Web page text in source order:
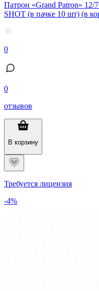
Патрон «Grand Patron» 12/
SHOT (в пачке 10 шт) (в
0
0
отзывов
В корзину
Требуется лицензия
-4%